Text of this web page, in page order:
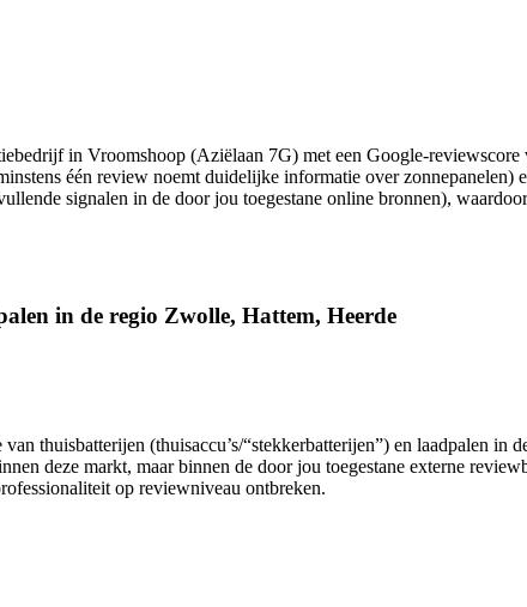
in Vroomshoop (Aziëlaan 7G) met een Google-
één review noemt duidelijke informatie over zonnepanelen)
signalen in de door jou toegestane online bronnen),
in de regio Zwolle, Hattem, Heerde
thuisbatterijen (thuisaccu’s/“stekkerbatterijen”) en laadpalen in
deze markt, maar binnen de door jou toegestane externe
op reviewniveau ontbreken.